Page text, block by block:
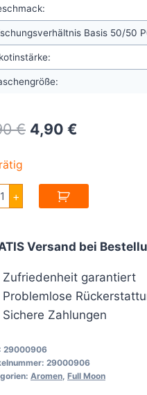
Basis 50/50
€ Original
5,90 €.
4,90 €
Moon
Menge
+
Versand bei
Zufriedenheit garantiert
Problemlose
Sichere Zahlungen
29000906
29000906
Aromen Full Moon